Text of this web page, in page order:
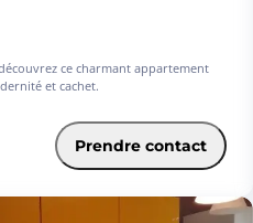
ce charmant appartement
et cachet.
lumineux bénéficie d'un
immédiate des commerces,
(plaque de cuisson, four, hotte),
Prendre contact